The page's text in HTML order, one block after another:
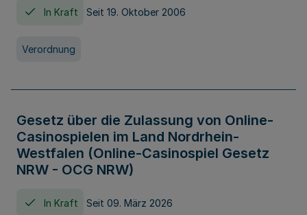
In Kraft Seit 19. Oktober 2006
Verordnung
Gesetz über die Zulassung von Online-
Casinospielen im Land Nordrhein-
Westfalen (Online-Casinospiel Gesetz
NRW - OCG NRW)
In Kraft Seit 09. März 2026